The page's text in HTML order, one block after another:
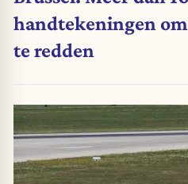
handtekeningen
te redden